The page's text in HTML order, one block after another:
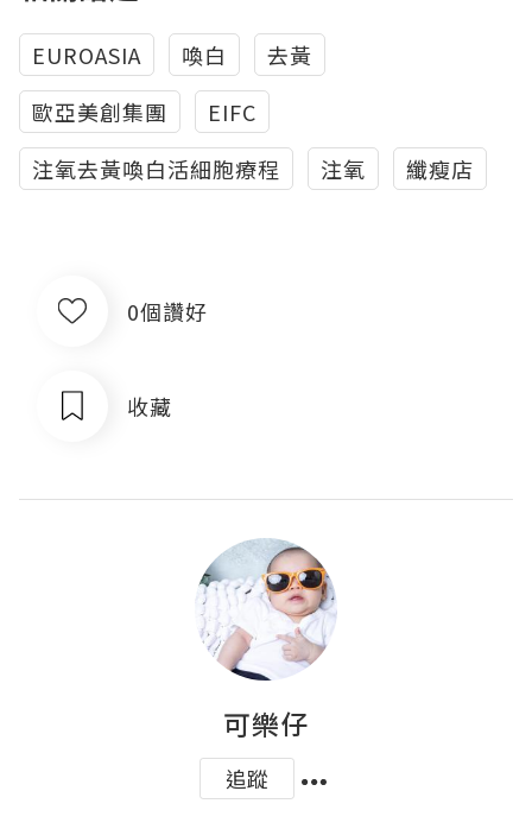
EUROASIA 喚白
去黃
歐亞美創集團
EIFC
注氧去黃喚白活細胞療程
注氧 纖瘦店
0個讚好
收藏
可樂仔
追蹤